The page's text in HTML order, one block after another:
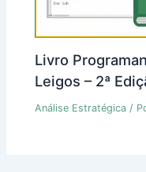
Livro
Leigos – 2ª
Análise Estratégica /